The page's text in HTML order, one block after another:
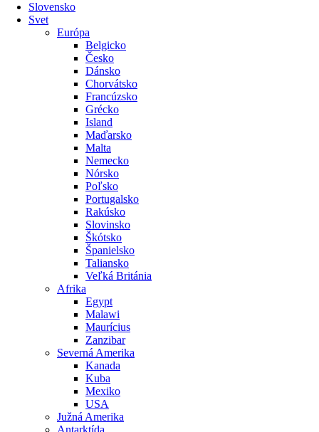
Slovensko
Svet
Európa
Belgicko
Česko
Dánsko
Chorvátsko
Francúzsko
Grécko
Island
Maďarsko
Malta
Nemecko
Nórsko
Poľsko
Portugalsko
Rakúsko
Slovinsko
Škótsko
Španielsko
Taliansko
Veľká Británia
Afrika
Egypt
Malawi
Maurícius
Zanzibar
Severná Amerika
Kanada
Kuba
Mexiko
USA
Južná Amerika
Antarktída